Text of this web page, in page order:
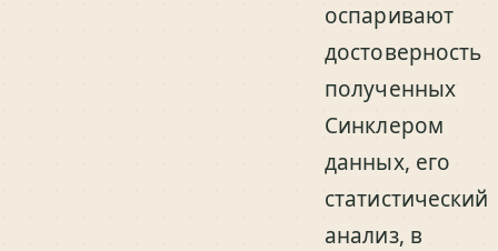
оспаривают
достоверность
полученных
Синклером
данных, его
статистический
анализ, в